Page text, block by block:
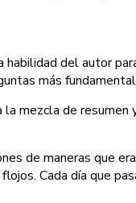
habilidad del autor
más
mezcla de
de maneras que
Cada día que